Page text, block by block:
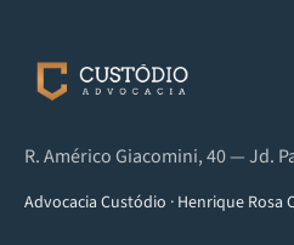
R. Américo Giacomini, 40 — Jd.
Advocacia Custódio · Henrique Rosa